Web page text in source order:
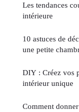
Les tendances
intérieure
10 astuces de
une petite
DIY : Créez vos
intérieur unique
Comment